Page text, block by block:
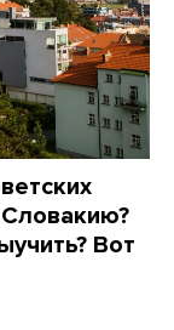
Словакию?
Вот